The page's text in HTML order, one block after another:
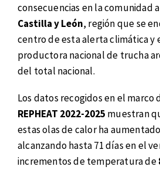
consecuencias en la comunidad
Castilla y León, región que se
centro de esta alerta climática y
productora nacional de trucha
del total nacional.
Los datos recogidos en el marco
REPHEAT 2022-2025 muestran
estas olas de calor ha
alcanzando hasta 71 días en el
incrementos de temperatura de